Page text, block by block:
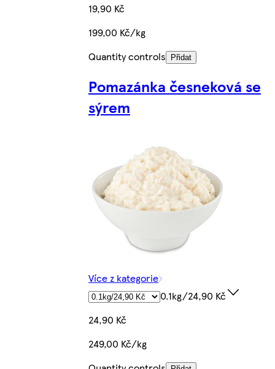
19,90 Kč
199,00 Kč/kg
Quantity controls
Přidat
Pomazánka česneková se
sýrem
Více z kategorie
0.1kg/24,90 Kč
24,90 Kč
249,00 Kč/kg